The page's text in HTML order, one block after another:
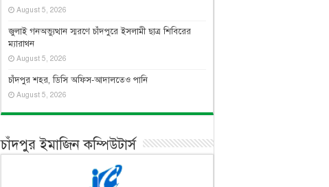
August 5, 2026
জুলাই গনঅভ্যুত্থান স্মরণে চাঁদপুরে ইসলামী ছাত্র শিবিরের
ম্যারাথন
August 5, 2026
চাঁদপুর শহর, ডিসি অফিস-আদালতেও পানি
August 5, 2026
চাঁদপুর ইমাজিন কম্পিউটার্স